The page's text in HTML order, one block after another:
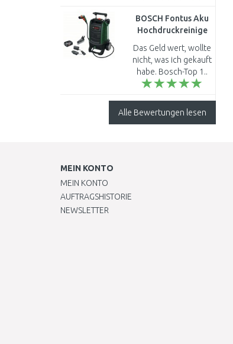
BOSCH Fontus Aku
Hochdruckreinige
18V, 2,5Ah
06008B6101
Das Geld wert, wollte
nicht, was ich gekauft
habe. Bosch-Top 1..
Alle Bewertungen lesen
MEIN KONTO
MEIN KONTO
AUFTRAGSHISTORIE
NEWSLETTER